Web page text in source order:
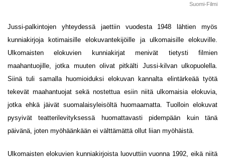
Suomi-Filmi
Jussi-palkintojen yhteydessä jaettiin vuodesta 1948 lähtien myös
kunniakirjoja kotimaisille elokuvantekijöille ja ulkomaisille elokuville.
Ulkomaisten elokuvien kunniakirjat menivät tietysti filmien
maahantuojille, jotka muuten olivat pitkälti Jussi-kilvan ulkopuolella.
Siinä tuli samalla huomioiduksi elokuvan kannalta elintärkeää työtä
tekevät maahantuojat sekä nostettua esiin niitä ulkomaisia elokuvia,
jotka ehkä jäivät suomalaisyleisöltä huomaamatta. Tuolloin elokuvat
pysyivät teatterilevityksessä huomattavasti pidempään kuin tänä
päivänä, joten myöhäänkään ei välttämättä ollut liian myöhäistä.
Ulkomaisten elokuvien kunniakirjoista luovuttiin vuonna 1992, eikä niitä